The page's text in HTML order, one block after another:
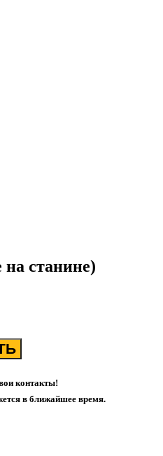
станине)
контакты!
в ближайшее время.